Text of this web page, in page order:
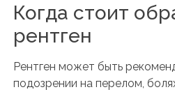
Когда стоит
рентген
Рентген может быть
подозрении на перелом,